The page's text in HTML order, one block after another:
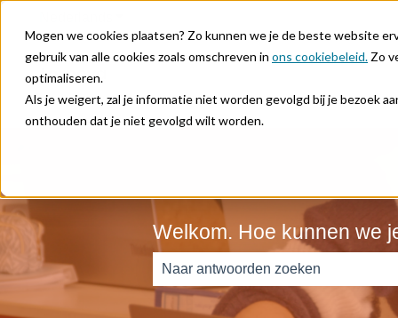
Mogen we cookies plaatsen? Zo kunnen we je de beste website
gebruik van alle cookies zoals omschreven in ons cookiebeleid. Zo
optimaliseren.
Als je weigert, zal je informatie niet worden gevolgd bij je bezoek
onthouden dat je niet gevolgd wilt worden.
Welkom. Hoe kunnen we
Er zijn geen suggesties want het